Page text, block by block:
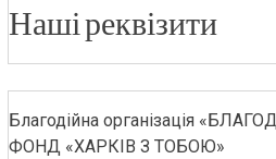
Наші реквізити
Благодійна організація
ФОНД «ХАРКІВ З ТОБОЮ»